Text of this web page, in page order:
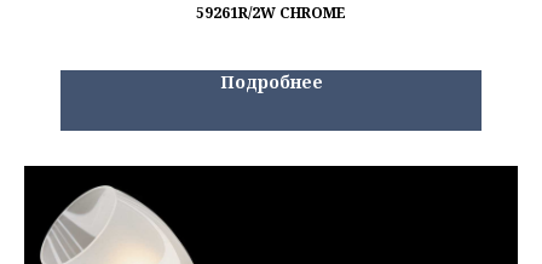
59261R/2W CHROME
Подробнее